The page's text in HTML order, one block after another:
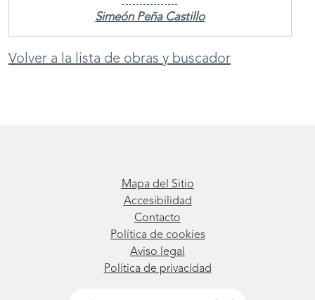
Simeón Peña Castillo
Volver a la lista de obras y buscador
Mapa del Sitio
Accesibilidad
Contacto
Política de cookies
Aviso legal
Política de privacidad